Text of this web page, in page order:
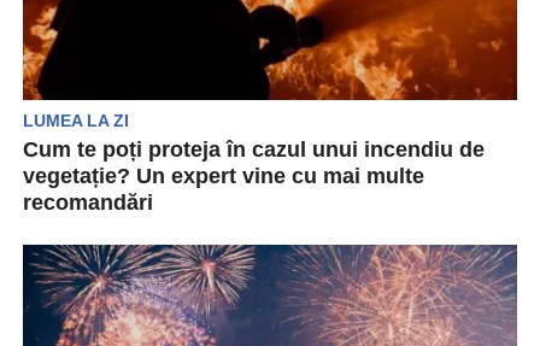
LUMEA LA ZI
Cum te poți proteja în cazul unui incendiu de
vegetație? Un expert vine cu mai multe
recomandări
înfricoșătoare. Însă experții spun că oamenii își
pot...